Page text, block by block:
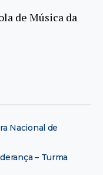
de Música da
Nacional de
– Turma